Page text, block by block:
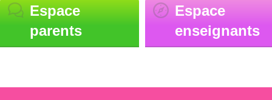
Espace
parents
Espace
enseignants